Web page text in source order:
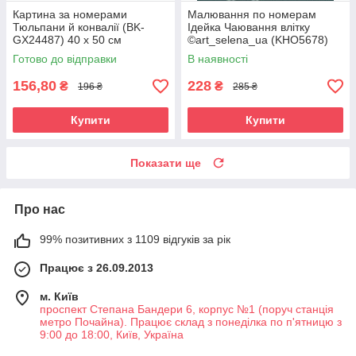
Картина за номерами
Тюльпани й конвалії (BK-
GX24487) 40 х 50 см
Готово до відправки
156,80 ₴ 196 ₴
Купити
Малювання по номерам
Ідейка Чаювання влітку
©art_selena_ua (KHO5678)
40 х 50 см
В наявності
228 ₴ 285 ₴
Купити
Показати ще
Про нас
99% позитивних з 1109 відгуків за рік
Працює з 26.09.2013
м. Київ
проспект Степана Бандери 6, корпус №1 (поруч станція
метро Почайна). Працює склад з понеділка по п'ятницю з
9:00 до 18:00, Київ, Україна